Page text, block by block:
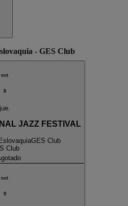
- GES Club
oct
8
jue.
JAZZ FESTIVAL
GES Club
Club
oct
9